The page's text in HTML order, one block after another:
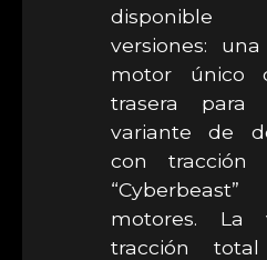
versiones:
motor único
trasera para
variante de
con
motores. La
tracción